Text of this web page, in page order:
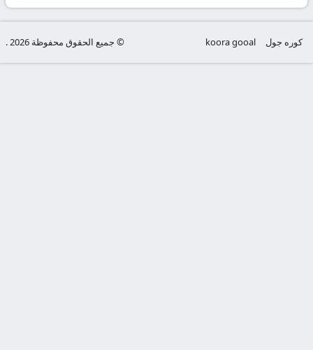
كوره جول koora gooal © جميع الحقوق محفوظة 2026 .